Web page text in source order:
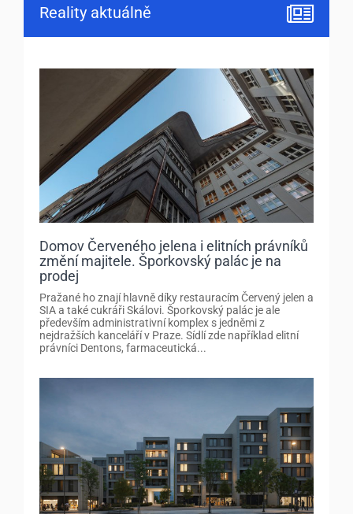
Reality aktuálně
Domov Červeného jelena i elitních právníků
změní majitele. Šporkovský palác je na
prodej
Pražané ho znají hlavně díky restauracím Červený jelen a
SIA a také cukráři Skálovi. Šporkovský palác je ale
především administrativní komplex s jedněmi z
nejdražších kanceláří v Praze. Sídlí zde například elitní
právníci Dentons, farmaceutická...